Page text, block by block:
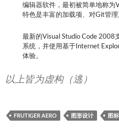
编辑器软件，最初被简单地称为
特色是丰富的加载项、对Git管理
最新的Visual Studio Code 2008
系统，并使用基于Internet
体验。
以上皆为虚构（逃）
FRUTIGER AERO 图形设计 图